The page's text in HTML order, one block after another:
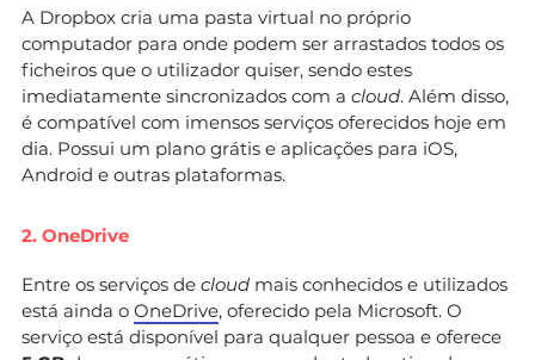
A Dropbox cria uma pasta virtual no próprio
computador para onde podem ser arrastados todos os
ficheiros que o utilizador quiser, sendo estes
imediatamente sincronizados com a cloud. Além disso,
é compatível com imensos serviços oferecidos hoje em
dia. Possui um plano grátis e aplicações para iOS,
Android e outras plataformas.
2. OneDrive
Entre os serviços de cloud mais conhecidos e utilizados
está ainda o OneDrive, oferecido pela Microsoft. O
serviço está disponível para qualquer pessoa e oferece